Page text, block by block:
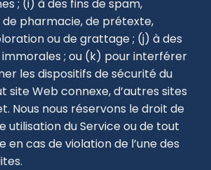
; (i) à des fins de spam,
de pharmacie, de prétexte,
ou de grattage ; (j) à des
immorales ; ou (k) pour interférer
les dispositifs de sécurité du
site Web connexe, d’autres sites
Nous nous réservons le droit de
utilisation du Service ou de tout
en cas de violation de l’une des